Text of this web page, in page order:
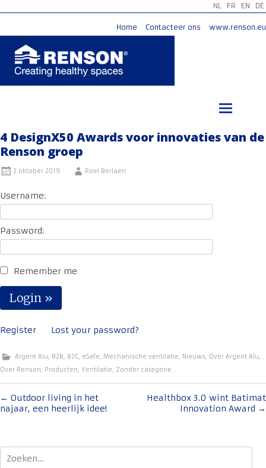
NL FR EN DE
Home Contacteer ons www.renson.eu
4 DesignX50 Awards voor innovaties van de
Renson groep
2 oktober 2019 Roel Berlaen
Username:
Password:
Remember me
Register Lost your password?
Argent Alu, B2B, B2C, eSafe, Mechanische ventilatie, Nieuws, Over Argent Alu,
Over Renson, Producten, Ventilatie, Zonder categorie
Bericht
navigatie
← Outdoor living in het
najaar, een heerlijk idee!
Healthbox 3.0 wint Batimat
Innovation Award →
Zoeken
naar: